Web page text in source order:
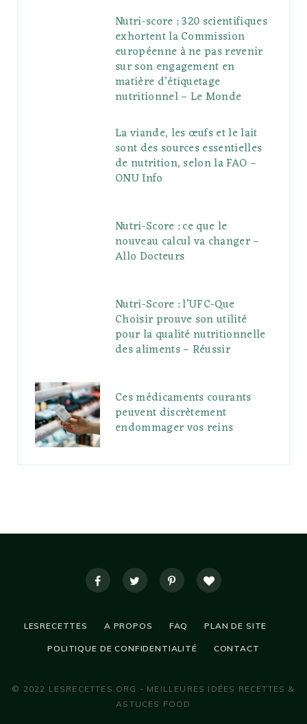
Nutri-score : 320 scientifiques
exhortent la Commission
européenne à ne pas revenir
sur son engagement en
matière d’étiquetage
nutritionnel – Le Monde
La viande, les œufs et le lait
sont des sources essentielles
de nutrition, selon la FAO –
ONU Info
Nutri-Score : ce que le
nouveau calcul va changer –
Allo Docteurs
Nutri-Score : l’UFC-Que
Choisir prouve son utilité
pour la qualité nutritionnelle
des aliments – Réussir
Ces médicaments courants
peuvent discrètement
endommager vos reins
LESRECETTES A PROPOS FAQ PLAN DE SITE
POLITIQUE DE CONFIDENTIALITÉ CONTACT
© 2022 LESRECETTES.ORG - MEILLEURES IDÉES RECETTES &
ASTUCES FOOD